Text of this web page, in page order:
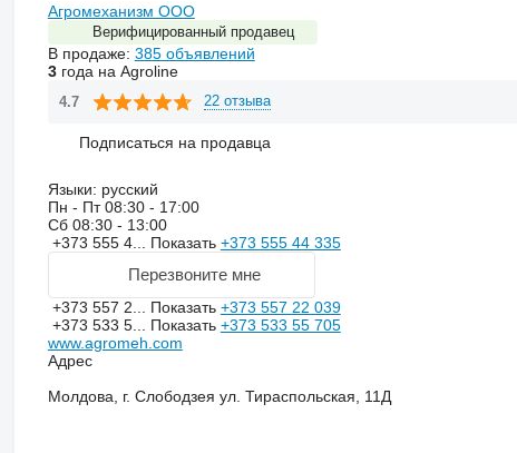
Агромеханизм ООО
Верифицированный продавец
В продаже: 385 объявлений
3года на Agroline
4.7 22 отзыва
Подписаться на продавца
Языки: русский
Пн - Пт08:30 - 17:00
Сб 08:30 - 13:00
+373 555 4... Показать +373 555 44 335
Перезвоните мне
+373 557 2... Показать +373 557 22 039
+373 533 5... Показать +373 533 55 705
www.agromeh.com
Адрес
Молдова, г. Слободзея ул. Тираспольская, 11Д